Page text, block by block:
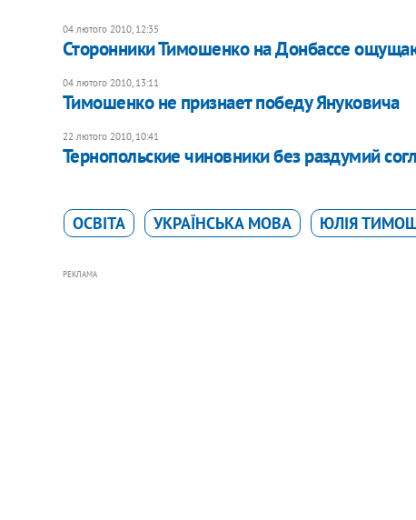
04 лютого 2010, 12:35
Сторонники Тимошенко на Донбассе
04 лютого 2010, 13:11
Тимошенко не признает победу Януковича
22 лютого 2010, 10:41
Тернопольские чиновники без раздумий
ОСВІТА УКРАЇНСЬКА МОВА ЮЛІЯ
РЕКЛАМА